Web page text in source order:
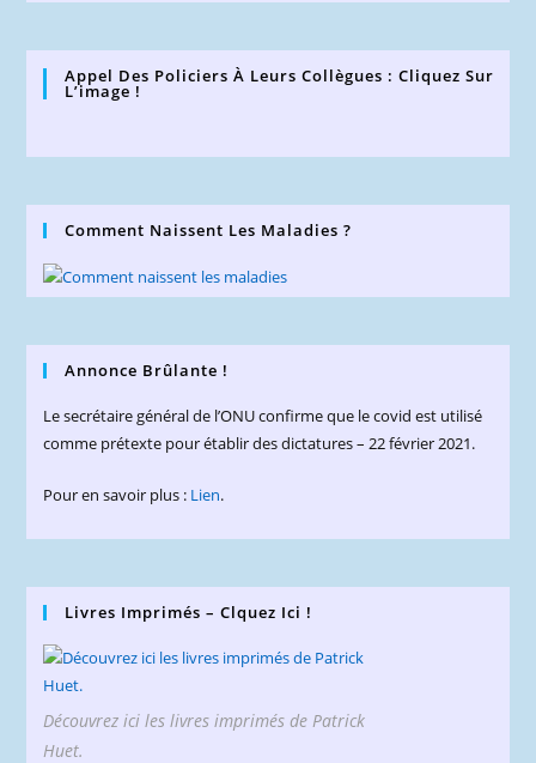
Appel Des Policiers À Leurs Collègues : Cliquez Sur
L’image !
Comment Naissent Les Maladies ?
Annonce Brûlante !
Le secrétaire général de l’ONU confirme que le covid est utilisé
comme prétexte pour établir des dictatures – 22 février 2021.
Pour en savoir plus : Lien.
Livres Imprimés – Clquez Ici !
Découvrez ici les livres imprimés de Patrick
Huet.